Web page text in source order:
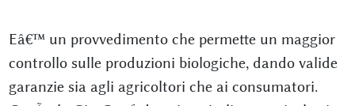
Eâ€™ un provvedimento che permette un maggior
controllo sulle produzioni biologiche, dando valide
garanzie sia agli agricoltori che ai consumatori.